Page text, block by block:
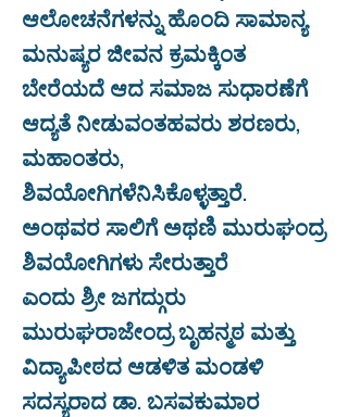
ಆಲೋಚನೆಗಳನ್ನು ಹೊಂದಿ ಸಾಮಾನ್ಯ
ಮನುಷ್ಯರ ಜೀವನ ಕ್ರಮಕ್ಕಿಂತ
ಬೇರೆಯದೆ ಆದ ಸಮಾಜ ಸುಧಾರಣೆಗೆ
ಆದ್ಯತೆ ನೀಡುವಂತಹವರು ಶರಣರು,
ಮಹಾಂತರು,
ಶಿವಯೋಗಿಗಳೆನಿಸಿಕೊಳ್ಳತ್ತಾರೆ.
ಅಂಥವರ ಸಾಲಿಗೆ ಅಥಣಿ ಮುರುಘಂದ್ರ
ಶಿವಯೋಗಿಗಳು ಸೇರುತ್ತಾರೆ
ಎಂದು ಶ್ರೀ ಜಗದ್ಗುರು
ಮುರುಘರಾಜೇಂದ್ರ ಬೃಹನ್ಮಠ ಮತ್ತು
ವಿದ್ಯಾಪೀಠದ ಆಡಳಿತ ಮಂಡಳಿ
ಸದಸ್ಯರಾದ ಡಾ. ಬಸವಕುಮಾರ